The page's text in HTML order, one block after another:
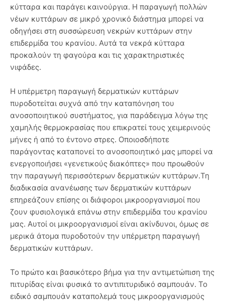
κύτταρα και παράγει καινούργια. Η παραγωγή πολλών
νέων κυττάρων σε μικρό χρονικό διάστημα μπορεί να
οδηγήσει στη συσσώρευση νεκρών κυττάρων στην
επιδερμίδα του κρανίου. Αυτά τα νεκρά κύτταρα
προκαλούν τη φαγούρα και τις χαρακτηριστικές
νιφάδες.
Η υπέρμετρη παραγωγή δερματικών κυττάρων
πυροδοτείται συχνά από την καταπόνηση του
ανοσοποιητικού συστήματος, για παράδειγμα λόγω της
χαμηλής θερμοκρασίας που επικρατεί τους χειμερινούς
μήνες ή από το έντονο στρες. Οποιοσδήποτε
παράγοντας καταπονεί το ανοσοποιητικό μας μπορεί να
ενεργοποιήσει «γενετικούς διακόπτες» που προωθούν
την παραγωγή περισσότερων δερματικών κυττάρων.Τη
διαδικασία ανανέωσης των δερματικών κυττάρων
επηρεάζουν επίσης οι διάφοροι μικροοργανισμοί που
ζουν φυσιολογικά επάνω στην επιδερμίδα του κρανίου
μας. Αυτοί οι μικροοργανισμοί είναι ακίνδυνοι, όμως σε
μερικά άτομα πυροδοτούν την υπέρμετρη παραγωγή
δερματικών κυττάρων.
Το πρώτο και βασικότερο βήμα για την αντιμετώπιση της
πιτυρίδας είναι φυσικά το αντιπιτυριδικό σαμπουάν. Το
ειδικό σαμπουάν καταπολεμά τους μικροοργανισμούς